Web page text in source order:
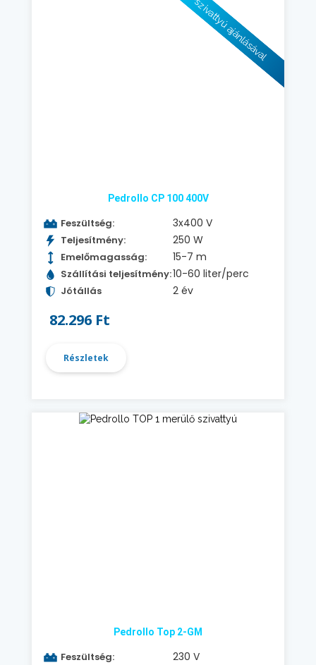
E-szivattyú ajánlásával
Pedrollo CP 100 400V
Feszültség: 3x400 V
Teljesítmény: 250 W
Emelőmagasság: 15-7 m
Szállítási teljesítmény:10-60 liter/perc
Jótállás 2 év
82.296 Ft
Részletek
Pedrollo Top 2-GM
Feszültség: 230 V